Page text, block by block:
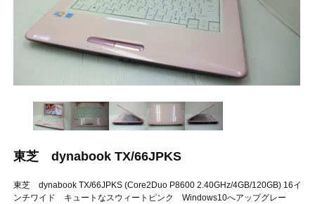
東芝 dynabook TX/66JPKS
東芝 dynabook TX/66JPKS (Core2Duo P8600 2.40GHz/4GB/120GB) 16イ
ンチワイド キュートなスウィートピンク Windows10へアップグレー